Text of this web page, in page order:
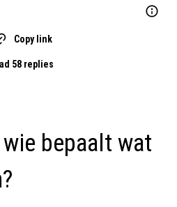
Copy link
58 replies
bepaalt wat